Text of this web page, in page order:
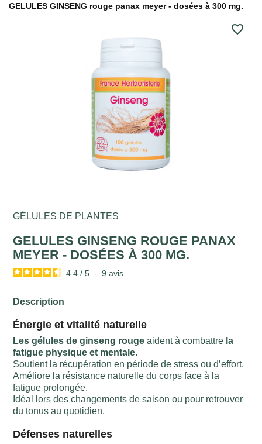
GELULES GINSENG rouge panax meyer - dosées à 300 mg.
favorite_border
GÉLULES DE PLANTES
GELULES GINSENG ROUGE PANAX
MEYER - DOSÉES À 300 MG.
4.4 / 5 - 9avis
Description
Énergie et vitalité naturelle
Les gélules de ginseng rouge aident à combattre la
fatigue physique et mentale.
Soutient la récupération en période de stress ou d’effort.
Améliore la résistance naturelle du corps face à la
fatigue prolongée.
Idéal lors des changements de saison ou pour retrouver
du tonus au quotidien.
Défenses naturelles